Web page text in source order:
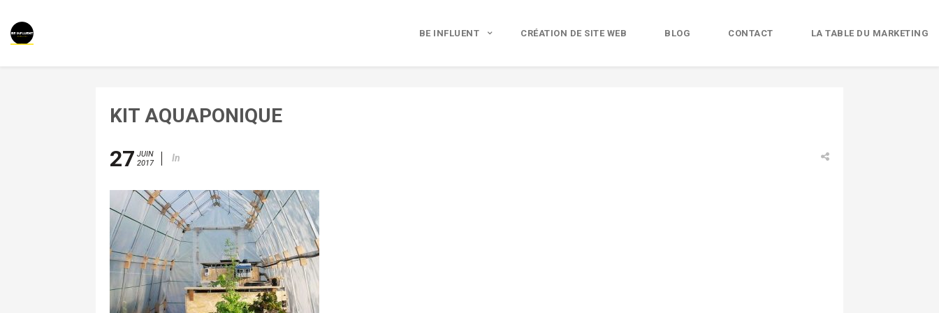
BE INFLUENT CRÉATION DE SITE WEB BLOG CONTACT LA TABLE DU MARKETING
KIT AQUAPONIQUE
27 JUIN
2017
In